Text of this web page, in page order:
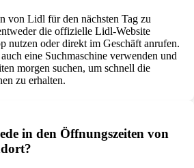
von Lidl für den nächsten Tag zu
die offizielle Lidl-Website
nutzen oder direkt im Geschäft anrufen.
eine Suchmaschine verwenden und
morgen suchen, um schnell die
zu erhalten.
in den Öffnungszeiten von